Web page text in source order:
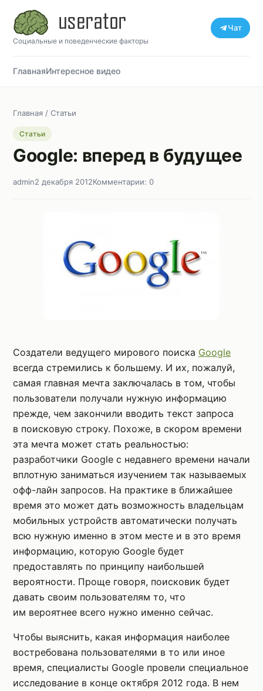
Социальные и поведенческие факторы
Чат
ГлавнаяИнтересное видео
Главная / Статьи
Статьи
Google: вперед в будущее
admin2 декабря 2012Комментарии: 0
Создатели ведущего мирового поиска Google
всегда стремились к большему. И их, пожалуй,
самая главная мечта заключалась в том, чтобы
пользователи получали нужную информацию
прежде, чем закончили вводить текст запроса
в поисковую строку. Похоже, в скором времени
эта мечта может стать реальностью:
разработчики Google с недавнего времени начали
вплотную заниматься изучением так называемых
офф-лайн запросов. На практике в ближайшее
время это может дать возможность владельцам
мобильных устройств автоматически получать
всю нужную именно в этом месте и в это время
информацию, которую Google будет
предоставлять по принципу наибольшей
вероятности. Проще говоря, поисковик будет
давать своим пользователям то, что
им вероятнее всего нужно именно сейчас.
Чтобы выяснить, какая информация наиболее
востребована пользователями в то или иное
время, специалисты Google провели специальное
исследование в конце октября 2012 года. В нем